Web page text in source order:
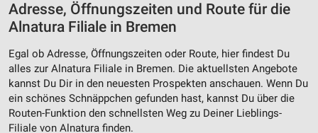
Adresse, Öffnungszeiten und Route für die
Alnatura Filiale in Bremen
Egal ob Adresse, Öffnungszeiten oder Route, hier findest Du
alles zur Alnatura Filiale in Bremen. Die aktuellsten Angebote
kannst Du Dir in den neuesten Prospekten anschauen. Wenn Du
ein schönes Schnäppchen gefunden hast, kannst Du über die
Routen-Funktion den schnellsten Weg zu Deiner Lieblings-
Filiale von Alnatura finden.
Verwendung von Profilen zur Auswahl
personalisierter Werbung
Erstellung von Profilen zur Personalisierung
von Inhalten
Verwendung von Profilen zur Auswahl
personalisierter Inhalte